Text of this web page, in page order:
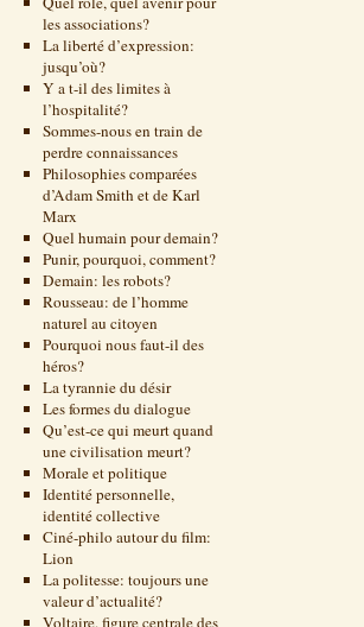
les associations?
La liberté d’expression:
jusqu’où?
Y a t-il des limites à
l’hospitalité?
Sommes-nous en train de
perdre connaissances
Philosophies comparées
d’Adam Smith et de Karl
Marx
Quel humain pour demain?
Punir, pourquoi, comment?
Demain: les robots?
Rousseau: de l’homme
naturel au citoyen
Pourquoi nous faut-il des
héros?
La tyrannie du désir
Les formes du dialogue
Qu’est-ce qui meurt quand
une civilisation meurt?
Morale et politique
Identité personnelle,
identité collective
Ciné-philo autour du film:
Lion
La politesse: toujours une
valeur d’actualité?
Voltaire, figure centrale des